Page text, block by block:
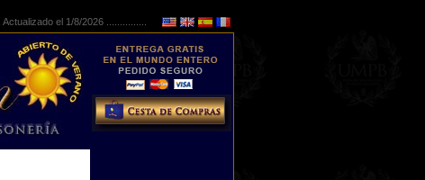
Actualizado el 1/8/2026 ...............